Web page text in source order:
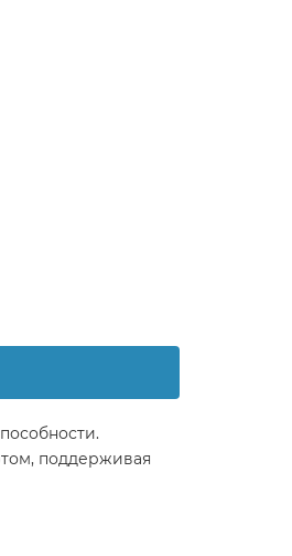
поддерживая